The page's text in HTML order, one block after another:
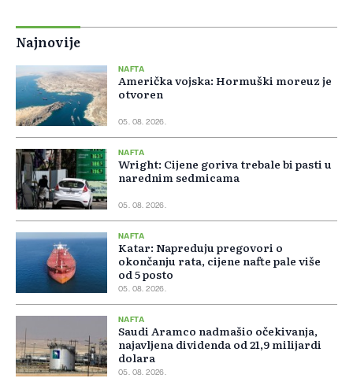
Najnovije
NAFTA
Američka vojska: Hormuški moreuz je
otvoren
05. 08. 2026.
NAFTA
Wright: Cijene goriva trebale bi pasti u
narednim sedmicama
05. 08. 2026.
NAFTA
Katar: Napreduju pregovori o
okončanju rata, cijene nafte pale više
od 5 posto
05. 08. 2026.
NAFTA
Saudi Aramco nadmašio očekivanja,
najavljena dividenda od 21,9 milijardi
dolara
05. 08. 2026.